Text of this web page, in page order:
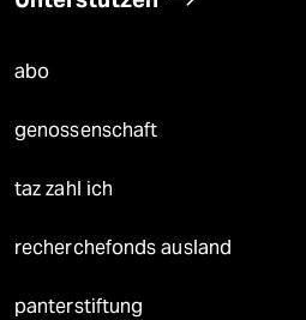
abo
genossenschaft
taz zahl ich
recherchefonds ausland
panterstiftung